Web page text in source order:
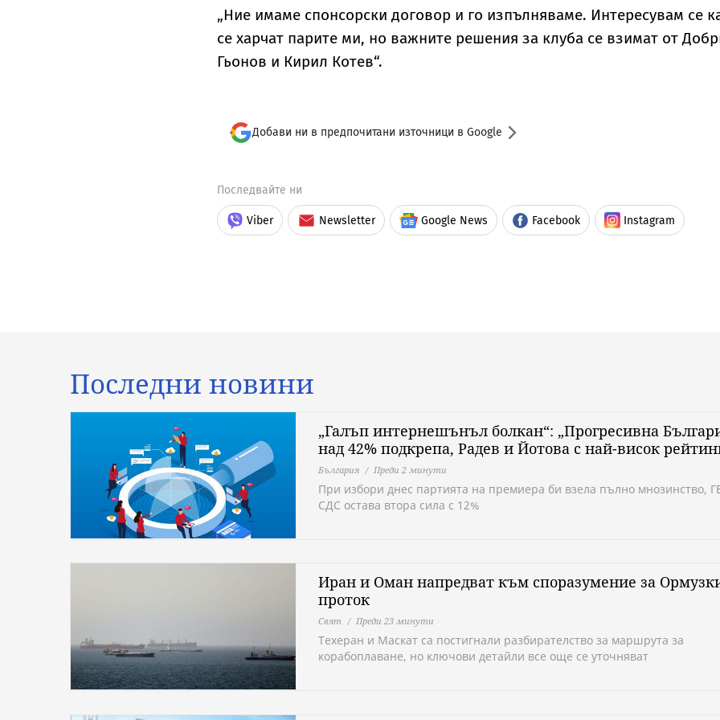
„Ние имаме спонсорски договор и го изпълняваме. Интересувам се
се харчат парите ми, но важните решения за клуба се взимат от
Гьонов и Кирил Котев“.
Добави ни в предпочитани източници в Google
Последвайте ни
Viber Newsletter Google News Facebook Instagram
Последни новини
„Галъп интернешънъл болкан“: „Прогресивна
над 42% подкрепа, Радев и Йотова с най-висок
България Преди 2 минути
При избори днес партията на премиера би взела пълно мнозинство,
СДС остава втора сила с 12%
Иран и Оман напредват към споразумение за
проток
Свят Преди 23 минути
Техеран и Маскат са постигнали разбирателство за маршрута за
корабоплаване, но ключови детайли все още се уточняват